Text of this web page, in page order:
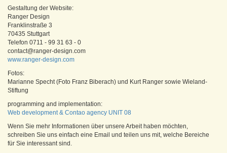
Gestaltung der Website:
Ranger Design
Franklinstraße 3
70435 Stuttgart
Telefon 0711 - 99 31 63 - 0
contact@ranger-design.com
www.ranger-design.com
Fotos:
Marianne Specht (Foto Franz Biberach) und Kurt Ranger sowie Wieland-
Stiftung
programming and implementation:
Web development & Contao agency UNIT 08
Wenn Sie mehr Informationen über unsere Arbeit haben möchten,
schreiben Sie uns einfach eine Email und teilen uns mit, welche Bereiche
für Sie interessant sind.